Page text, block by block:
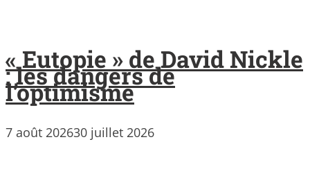
« Eutopie » de David Nickle
: les dangers de
l’optimisme
7 août 202630 juillet 2026